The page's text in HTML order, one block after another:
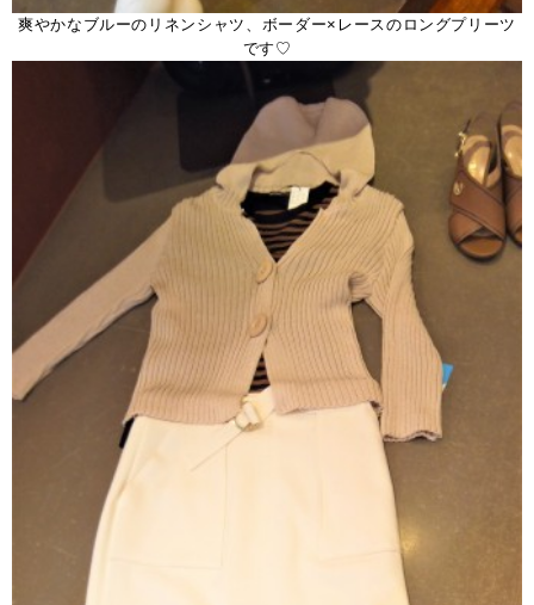
爽やかなブルーのリネンシャツ、ボーダー×レースのロングプリーツ
です♡